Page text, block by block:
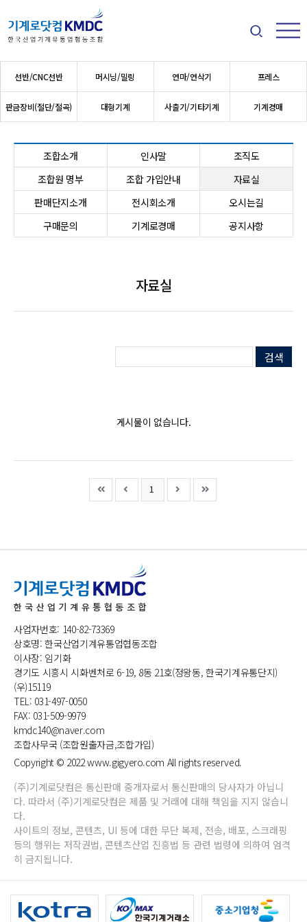
메뉴
검색
메인 메뉴
선반/CNC선반 머시닝/밀링 연마/연삭기 프레스
판금장비(절단/절곡) 대형기계 사출기/기타기계 기계경매
조합소개 인사말
조직도
조합원 명부
조합 가입안내
자료실
판매단지소개
전시회소개
오시는길
구매문의
기계로경매 공지사항
자료실
검색
검색하
게시물이 없습니다.
1 (current)
사업자번호: 140-82-73369
상호명: 한국산업기계유통업협동조합
이사장: 임기화
경기도 시흥시 시화벤처로 6-19, 8동 21호(정왕동, 한국기계유통단지)
(우)15119
TEL: 031-497-0050
FAX: 031-509-9979
kmdc140@naver.com
조합사무국 (조합원출자금,조합가입)
Copyright © 2022 www.gigyero.com All rights reserved.
(주)기계로닷컴은 통신판매 중개자로서 통신판매의 당사자가 아닙니
다. 따라서 (주)기계로닷컴은 제품 및 거래에 대해 책임을 지지 않습니
다.
사이트의 정보, 콘텐츠, UI 등에 대한 무단 복제, 전송, 배포, 스크래핑
등의 행위는 저작권법, 콘텐츠산업 진흥법 등 관련 법령에 의하여 엄격
히 금지됩니다.